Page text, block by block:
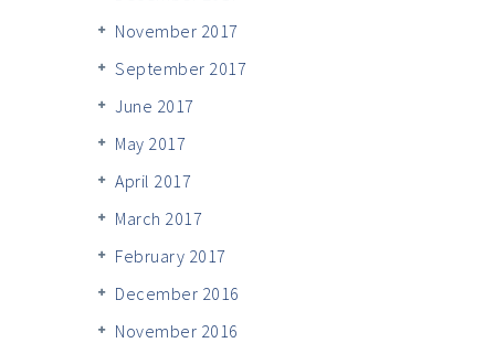
November 2017
September 2017
June 2017
May 2017
April 2017
March 2017
February 2017
December 2016
November 2016